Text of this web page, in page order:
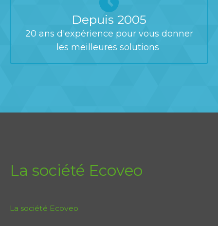
Depuis 2005
20 ans d'expérience pour vous donner
les meilleures solutions
La société Ecoveo
La société Ecoveo